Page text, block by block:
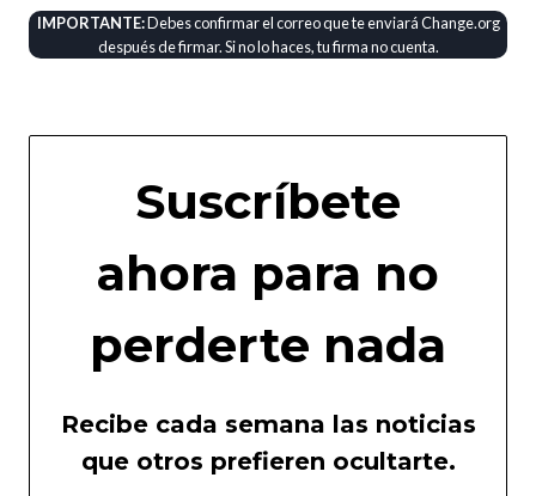
IMPORTANTE:Debes confirmar el correo que te enviará Change.org
después de firmar. Si no lo haces, tu firma no cuenta.
Suscríbete
ahora para no
perderte nada
Recibe cada semana las noticias
que otros prefieren ocultarte.